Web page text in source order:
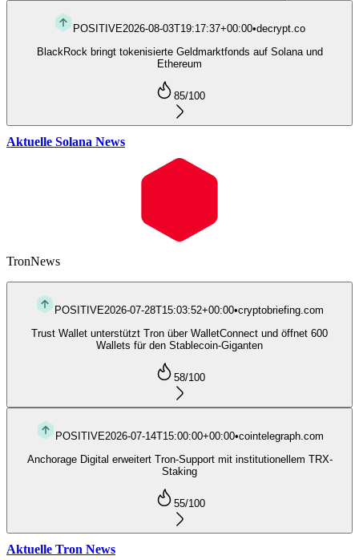
POSITIVE2026-08-03T19:17:37+00:00•decrypt.co
BlackRock bringt tokenisierte Geldmarktfonds auf Solana und
Ethereum
85/100
Aktuelle Solana News
TronNews
POSITIVE2026-07-28T15:03:52+00:00•cryptobriefing.com
Trust Wallet unterstützt Tron über WalletConnect und öffnet 600
Wallets für den Stablecoin-Giganten
58/100
POSITIVE2026-07-14T15:00:00+00:00•cointelegraph.com
Anchorage Digital erweitert Tron-Support mit institutionellem TRX-
Staking
55/100
Aktuelle Tron News